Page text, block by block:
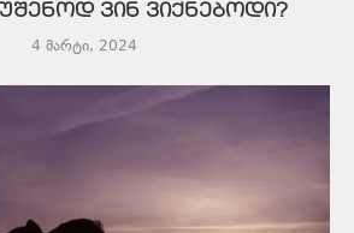
ვინ ვიქნებოდი?
4 მარტი, 2024